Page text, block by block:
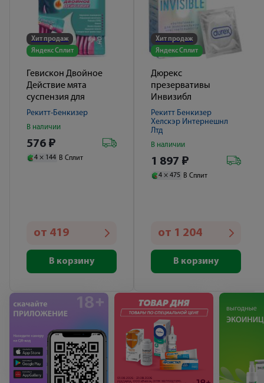
Хит продаж
Яндекс Сплит
Гевискон Двойное
Действие мята
суспензия для
приема внутрь 10мл
Рекитт-Бенкизер
В наличии
576 ₽
4 × 144 В Сплит
от 419
В корзину
Хит продаж
Яндекс Сплит
Дюрекс
презервативы
Инвизибл
ультратонкие №12
Рекитт Бенкизер
Хелскэр Интернешнл
Лтд
В наличии
1 897 ₽
4 × 475 В Сплит
от 1 204
В корзину